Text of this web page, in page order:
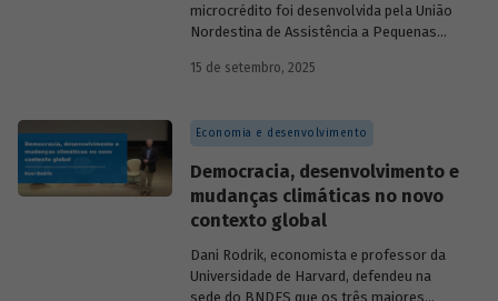
microcrédito foi desenvolvida pela União
Nordestina de Assistência a Pequenas
e Salvador (BA). Conhecida como
unidades da Rede Ceape e do Banco da
microempreendedores. Essas instituições
eram afiliadas a redes internacionais, tais
como: Acción Internacional, Banco
(BID), Inter-American Foundation e
Women’s World Banking.
15 de setembro, 2025
Economia e desenvolvimento
Democracia, desenvolvimento e
mudanças climáticas no novo
contexto global
Dani Rodrik, economista e professor da
Universidade de Harvard, defendeu na
sede do BNDES que os três maiores